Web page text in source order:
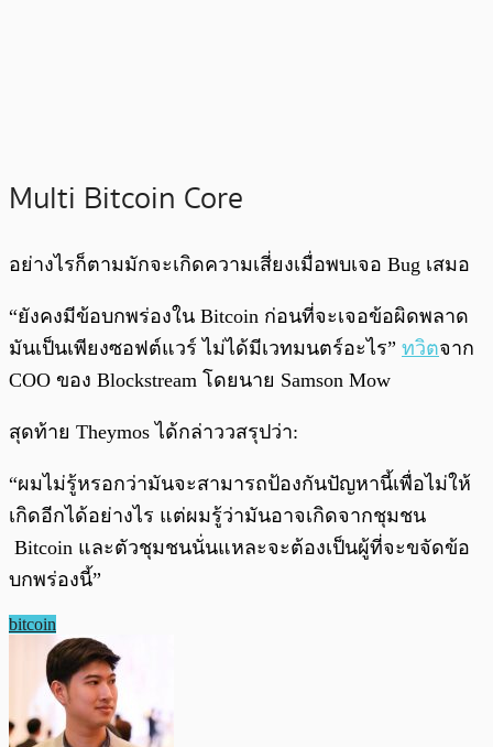
Multi Bitcoin Core
อย่างไรก็ตามมักจะเกิดความเสี่ยงเมื่อพบเจอ Bug เสมอ
“ยังคงมีข้อบกพร่องใน Bitcoin ก่อนที่จะเจอข้อผิดพลาด
มันเป็นเพียงซอฟต์แวร์ ไม่ได้มีเวทมนตร์อะไร” ทวิตจาก
COO ของ Blockstream โดยนาย Samson Mow
สุดท้าย Theymos ได้กล่าววสรุปว่า:
“ผมไม่รู้หรอกว่ามันจะสามารถป้องกันปัญหานี้เพื่อไม่ให้
เกิดอีกได้อย่างไร แต่ผมรู้ว่ามันอาจเกิดจากชุมชน
Bitcoin และตัวชุมชนนั่นแหละจะต้องเป็นผู้ที่จะขจัดข้อ
บกพร่องนี้”
bitcoin